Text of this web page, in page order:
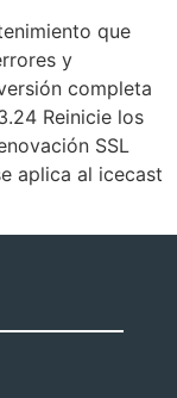
que
y
completa
Reinicie los
SSL
aplica al icecast